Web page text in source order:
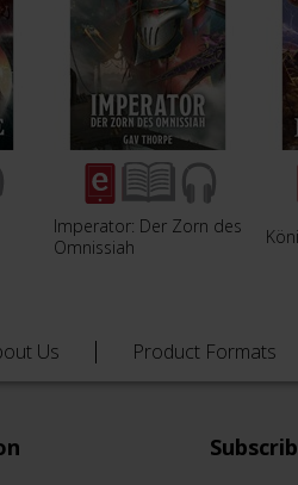
Imperator: Der Zorn des
Omnissiah
Us Product Formats